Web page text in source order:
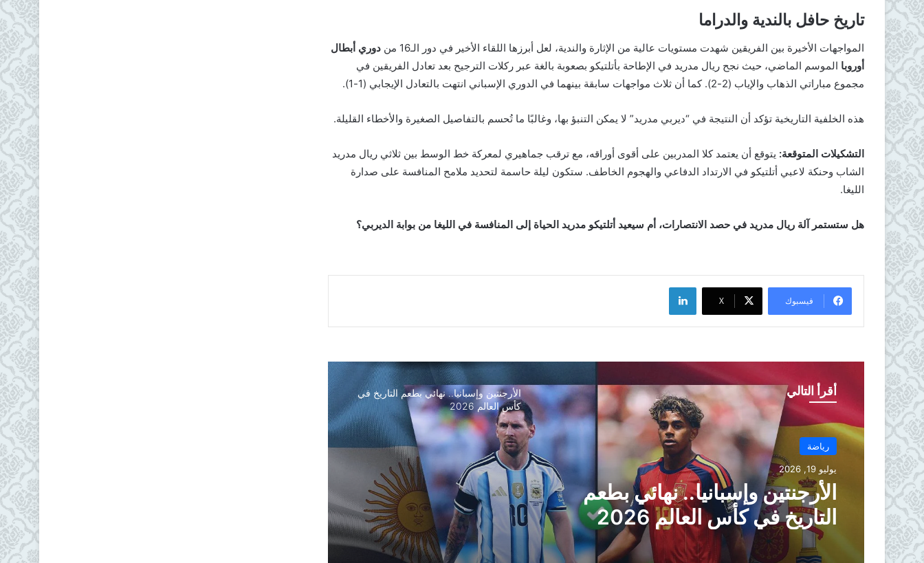
تاريخ حافل بالندية والدراما
​المواجهات الأخيرة بين الفريقين شهدت مستويات عالية من الإثارة والندية، لعل أبرزها اللقاء الأخير في دور الـ16 من
دوري أبطال
أوروبا الموسم الماضي، حيث نجح ريال مدريد في الإطاحة بأتلتيكو بصعوبة بالغة عبر ركلات الترجيح بعد تعادل الفريقين في
مجموع مباراتي الذهاب والإياب (2-2). كما أن ثلاث مواجهات سابقة بينهما في الدوري الإسباني انتهت بالتعادل الإيجابي (1-1).
​هذه الخلفية التاريخية تؤكد أن النتيجة في “ديربي مدريد” لا يمكن التنبؤ بها، وغالبًا ما تُحسم بالتفاصيل الصغيرة والأخطاء القليلة.
التشكيلات المتوقعة: يتوقع أن يعتمد كلا المدربين على أقوى أوراقه، مع ترقب جماهيري لمعركة خط الوسط بين ثلاثي ريال مدريد
الشاب وحنكة لاعبي أتلتيكو في الارتداد الدفاعي والهجوم الخاطف. ستكون ليلة حاسمة لتحديد ملامح المنافسة على صدارة
الليغا.
هل ستستمر آلة ريال مدريد في حصد الانتصارات، أم سيعيد أتلتيكو مدريد الحياة إلى المنافسة في الليغا من بوابة الديربي؟
فيسبوك X
أقرأ التالي
رياضة
يوليو 19, 2026
الأرجنتين وإسبانيا.. نهائي بطعم
التاريخ في كأس العالم 2026
الأرجنتين وإسبانيا.. نهائي بطعم التاريخ في
كأس العالم 2026